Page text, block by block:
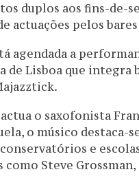
duplos aos fins-de-
actuações pelos
agendada a
de Lisboa que integra
o saxofonista
o músico
e
como Steve